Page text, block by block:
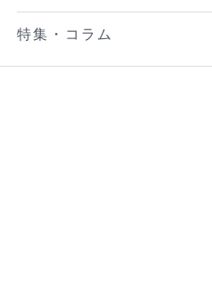
特集・コラム